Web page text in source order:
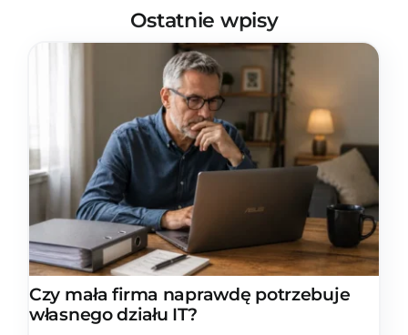
Ostatnie wpisy
Czy mała firma naprawdę potrzebuje
własnego działu IT?